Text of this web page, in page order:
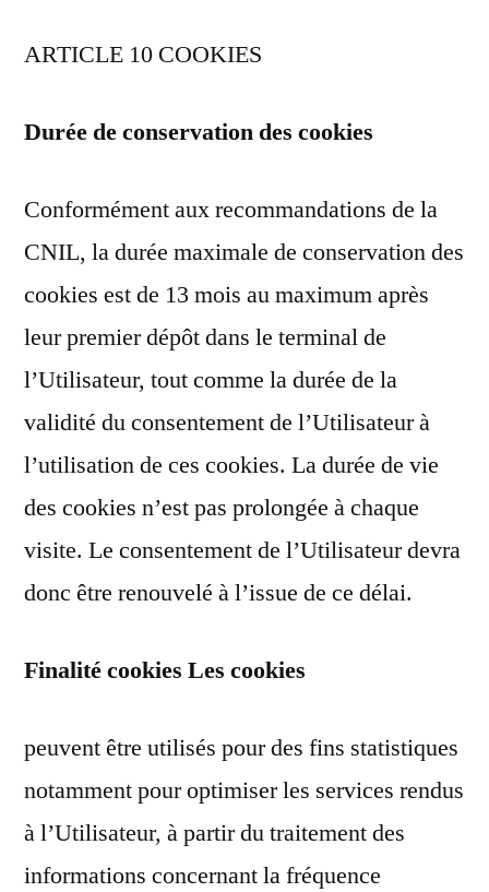
ARTICLE 10 COOKIES
Durée de conservation des cookies
Conformément aux recommandations de la
CNIL, la durée maximale de conservation des
cookies est de 13 mois au maximum après
leur premier dépôt dans le terminal de
l’Utilisateur, tout comme la durée de la
validité du consentement de l’Utilisateur à
l’utilisation de ces cookies. La durée de vie
des cookies n’est pas prolongée à chaque
visite. Le consentement de l’Utilisateur devra
donc être renouvelé à l’issue de ce délai.
Finalité cookies Les cookies
peuvent être utilisés pour des fins statistiques
notamment pour optimiser les services rendus
à l’Utilisateur, à partir du traitement des
informations concernant la fréquence